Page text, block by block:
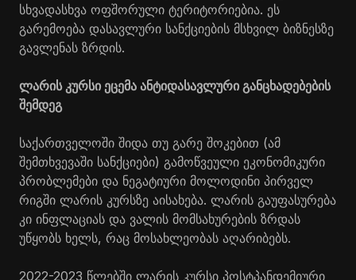
სხვადასხვა ოფშორული ტერიტორიებია. ეს
გარემოება დასავლური სანქციების მსხვილ ბიზნესზე
გავლენას ზრდის.
ლარის კურსი ეცემა ანტიდასავლური განცხადებების
შემდეგ
საქართველოში შიდა თუ გარე შოკებით (ამ
შემთხვევაში სანქციები) გამოწვეული ეკონომიკური
პრობლემები და ნეგატიური მოლოდინი პირველ
რიგში ლარის კურსზე აისახება. ლარის გაუფასურება
კი ინფლაციას და ვალის მომსახურების ზრდას
უწყობს ხელს, რაც მოსახლეობას აღარიბებს.
2022-2023 წლებში ლარის კურსი პოსტპანდემიური